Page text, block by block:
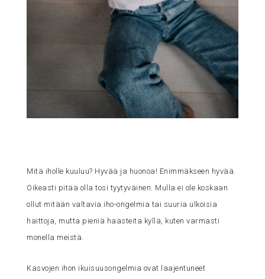
Mitä iholle kuuluu? Hyvää ja huonoa! Enimmäkseen hyvää.
Oikeasti pitää olla tosi tyytyväinen. Mulla ei ole koskaan
ollut mitään valtavia iho-ongelmia tai suuria ulkoisia
haittoja, mutta pieniä haasteita kyllä, kuten varmasti
monella meistä.
Kasvojen ihon ikuisuusongelmia ovat laajentuneet